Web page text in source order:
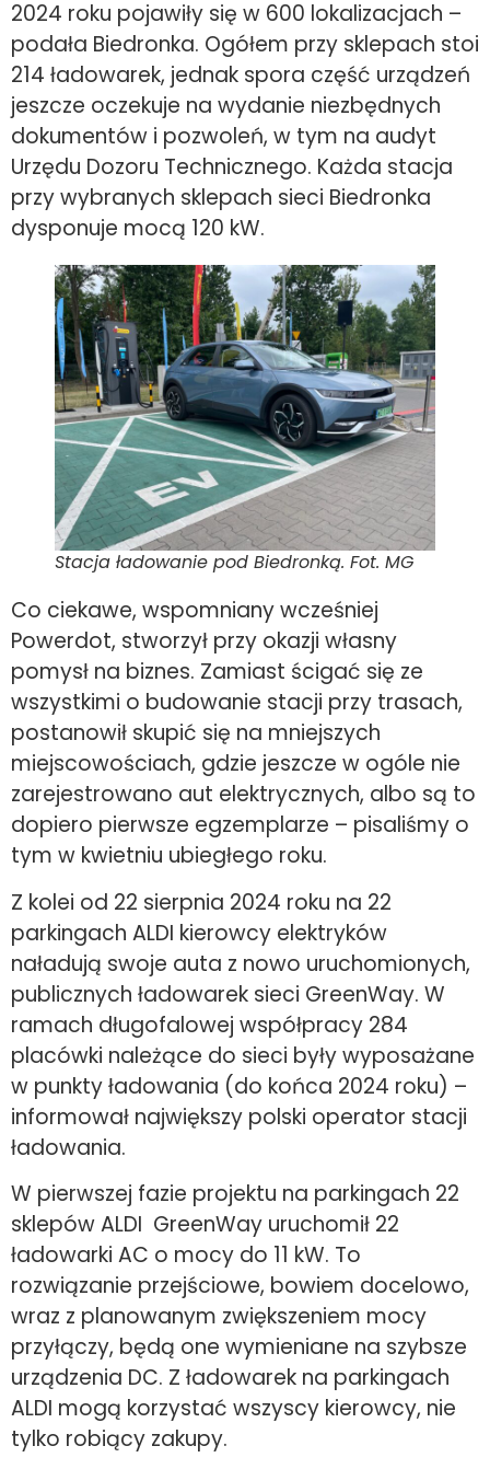
2024 roku pojawiły się w 600 lokalizacjach –
podała Biedronka. Ogółem przy sklepach stoi
214 ładowarek, jednak spora część urządzeń
jeszcze oczekuje na wydanie niezbędnych
dokumentów i pozwoleń, w tym na audyt
Urzędu Dozoru Technicznego. Każda stacja
przy wybranych sklepach sieci Biedronka
dysponuje mocą 120 kW.
Stacja ładowanie pod Biedronką. Fot. MG
Co ciekawe, wspomniany wcześniej
Powerdot, stworzył przy okazji własny
pomysł na biznes. Zamiast ścigać się ze
wszystkimi o budowanie stacji przy trasach,
postanowił skupić się na mniejszych
miejscowościach, gdzie jeszcze w ogóle nie
zarejestrowano aut elektrycznych, albo są to
dopiero pierwsze egzemplarze – pisaliśmy o
tym w kwietniu ubiegłego roku.
Z kolei od 22 sierpnia 2024 roku na 22
parkingach ALDI kierowcy elektryków
naładują swoje auta z nowo uruchomionych,
publicznych ładowarek sieci GreenWay. W
ramach długofalowej współpracy 284
placówki należące do sieci były wyposażane
w punkty ładowania (do końca 2024 roku) –
informował największy polski operator stacji
ładowania.
W pierwszej fazie projektu na parkingach 22
sklepów ALDI GreenWay uruchomił 22
ładowarki AC o mocy do 11 kW. To
rozwiązanie przejściowe, bowiem docelowo,
wraz z planowanym zwiększeniem mocy
przyłączy, będą one wymieniane na szybsze
urządzenia DC. Z ładowarek na parkingach
ALDI mogą korzystać wszyscy kierowcy, nie
tylko robiący zakupy.